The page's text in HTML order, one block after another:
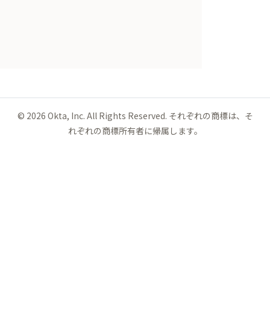
© 2026 Okta, Inc. All Rights Reserved. それぞれの商標は、そ
れぞれの商標所有者に帰属します。